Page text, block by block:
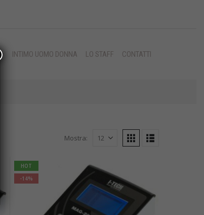
INTIMO UOMO DONNA LO STAFF CONTATTI
Mostra:
HOT
-14%